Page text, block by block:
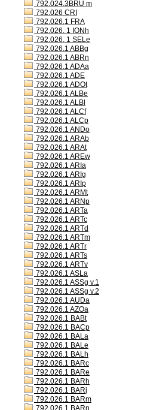
792.024.3BRU m
792.026 CRI
792.026,1 FRA
792.026. 1 IONh
792.026. 1 SELe
792.026.1 ABBg
792.026.1 ABRn
792.026.1 ADAa
792.026.1 ADE
792.026.1 ADOt
792.026.1 ALBe
792.026.1 ALBl
792.026.1 ALCf
792.026.1 ALCp
792.026.1 ANDo
792.026.1 ARAb
792.026.1 ARAt
792.026.1 AREw
792.026.1 ARIa
792.026.1 ARIg
792.026.1 ARIp
792.026.1 ARMt
792.026.1 ARNp
792.026.1 ARTa
792.026.1 ARTc
792.026.1 ARTd
792.026.1 ARTm
792.026.1 ARTr
792.026.1 ARTs
792.026.1 ARTv
792.026.1 ASLa
792.026.1 ASSg v.1
792.026.1 ASSg v.2
792.026.1 AUDa
792.026.1 AZOa
792.026.1 BABt
792.026.1 BACp
792.026.1 BALa
792.026.1 BALe
792.026.1 BALh
792.026.1 BARc
792.026.1 BARe
792.026.1 BARh
792.026.1 BARj
792.026.1 BARm
792.026.1 BARn